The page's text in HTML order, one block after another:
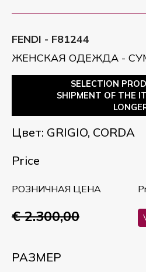
FENDI - F81244
ЖЕНСКАЯ ОДЕЖДА -
SELECTION
SHIPMENT OF THE
Цвет: GRIGIO, CORDA
Price
РОЗНИЧНАЯ ЦЕНА
€ 2.300,00
РАЗМЕР